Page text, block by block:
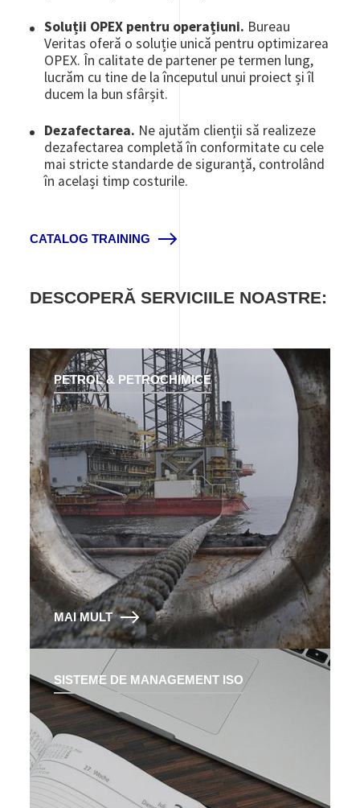
Soluții OPEX pentru operațiuni. Bureau
Veritas oferă o soluție unică pentru optimizarea
OPEX. În calitate de partener pe termen lung,
lucrăm cu tine de la începutul unui proiect și îl
ducem la bun sfârșit.
Dezafectarea. Ne ajutăm clienții să realizeze
dezafectarea completă în conformitate cu cele
mai stricte standarde de siguranță, controlând
în același timp costurile.
CATALOG TRAINING
DESCOPERĂ SERVICIILE NOASTRE:
PETROL & PETROCHIMICE
MAI MULT
SISTEME DE MANAGEMENT ISO